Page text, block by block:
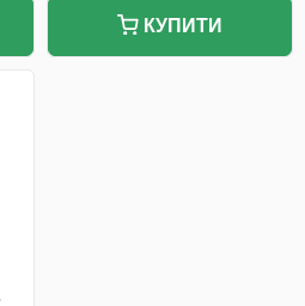
КУПИТИ